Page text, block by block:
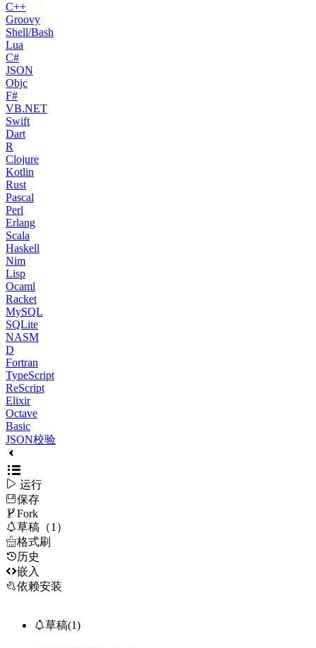
C++
Groovy
Shell/Bash
Lua
C#
JSON
Objc
F#
VB.NET
Swift
Dart
R
Clojure
Kotlin
Rust
Pascal
Perl
Erlang
Scala
Haskell
Nim
Lisp
Ocaml
Racket
MySQL
SQLite
NASM
D
Fortran
TypeScript
ReScript
Elixir
Octave
Basic
JSON校验
 运行
保存
Fork
草稿（1）
格式刷
历史
嵌入
依赖安装
草稿(1)